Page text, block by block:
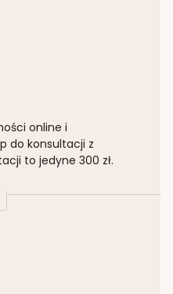
online i
do konsultacji z
to jedyne 300 zł.